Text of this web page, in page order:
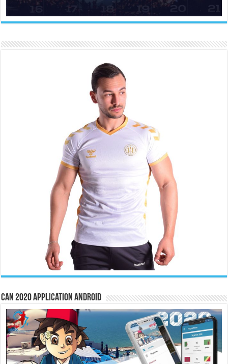
CAN 2020 Application Android